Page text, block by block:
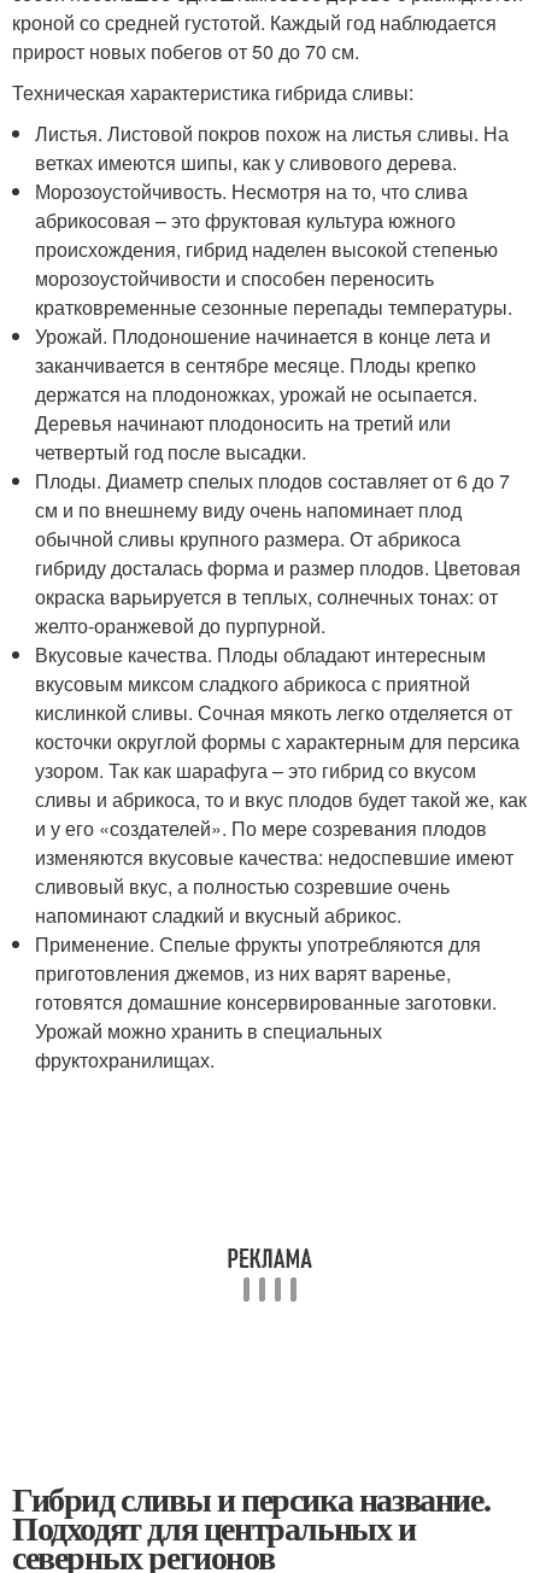
кроной со средней густотой. Каждый год наблюдается
прирост новых побегов от 50 до 70 см.
Техническая характеристика гибрида сливы:
Листья. Листовой покров похож на листья сливы. На
ветках имеются шипы, как у сливового дерева.
Морозоустойчивость. Несмотря на то, что слива
абрикосовая – это фруктовая культура южного
происхождения, гибрид наделен высокой степенью
морозоустойчивости и способен переносить
кратковременные сезонные перепады температуры.
Урожай. Плодоношение начинается в конце лета и
заканчивается в сентябре месяце. Плоды крепко
держатся на плодоножках, урожай не осыпается.
Деревья начинают плодоносить на третий или
четвертый год после высадки.
Плоды. Диаметр спелых плодов составляет от 6 до 7
см и по внешнему виду очень напоминает плод
обычной сливы крупного размера. От абрикоса
гибриду досталась форма и размер плодов. Цветовая
окраска варьируется в теплых, солнечных тонах: от
желто-оранжевой до пурпурной.
Вкусовые качества. Плоды обладают интересным
вкусовым миксом сладкого абрикоса с приятной
кислинкой сливы. Сочная мякоть легко отделяется от
косточки округлой формы с характерным для персика
узором. Так как шарафуга – это гибрид со вкусом
сливы и абрикоса, то и вкус плодов будет такой же, как
и у его «создателей». По мере созревания плодов
изменяются вкусовые качества: недоспевшие имеют
сливовый вкус, а полностью созревшие очень
напоминают сладкий и вкусный абрикос.
Применение. Спелые фрукты употребляются для
приготовления джемов, из них варят варенье,
готовятся домашние консервированные заготовки.
Урожай можно хранить в специальных
фруктохранилищах.
Гибрид сливы и персика название.
Подходят для центральных и
северных регионов